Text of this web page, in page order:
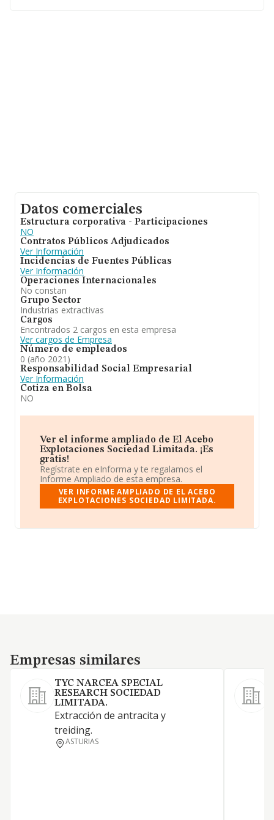
Datos comerciales
Estructura corporativa - Participaciones
NO
Contratos Públicos Adjudicados
Ver Información
Incidencias de Fuentes Públicas
Ver Información
Operaciones Internacionales
No constan
Grupo Sector
Industrias extractivas
Cargos
Encontrados 2 cargos en esta empresa
Ver cargos de Empresa
Número de empleados
0 (año 2021)
Responsabilidad Social Empresarial
Ver Información
Cotiza en Bolsa
NO
Ver el informe ampliado de El Acebo
Explotaciones Sociedad Limitada. ¡Es
gratis!
Regístrate en eInforma y te regalamos el
Informe Ampliado de esta empresa.
VER INFORME AMPLIADO DE EL ACEBO
EXPLOTACIONES SOCIEDAD LIMITADA.
Empresas similares
Empresas similares
TYC NARCEA SPECIAL
RESEARCH SOCIEDAD
LIMITADA.
Extracción de antracita y
treiding.
ASTURIAS